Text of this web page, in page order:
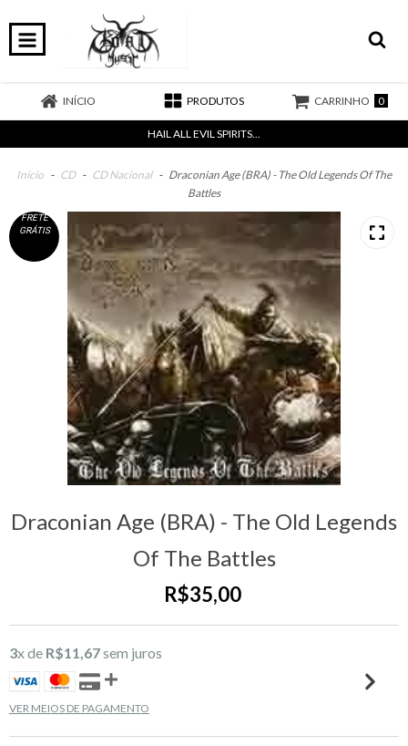
INÍCIO PRODUTOS CARRINHO 0
HAIL ALL EVIL SPIRITS...
Início - CD - CD Nacional - Draconian Age (BRA) - The Old Legends Of The
Battles
FRETE
GRÁTIS
Draconian Age (BRA) - The Old Legends
Of The Battles
R$35,00
3x de R$11,67sem juros
VER MEIOS DE PAGAMENTO